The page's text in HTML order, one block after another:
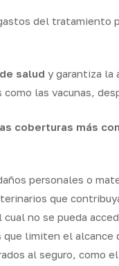
del tratamiento
salud y garantiza la
las vacunas,
as coberturas más
personales o
que
no se pueda
limiten el alcance
al seguro, como